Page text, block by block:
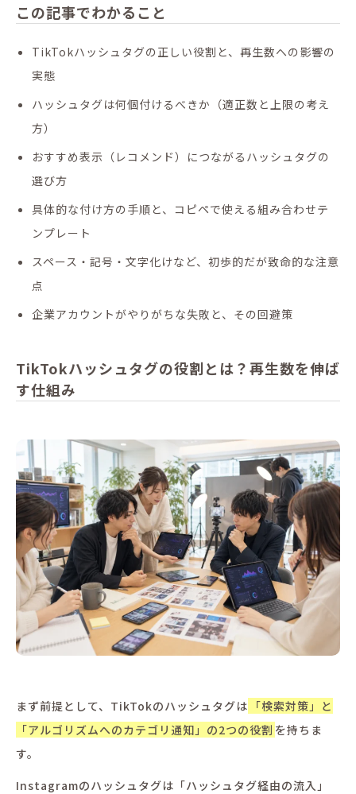
この記事でわかること
TikTokハッシュタグの正しい役割と、再生数への影響の
実態
ハッシュタグは何個付けるべきか（適正数と上限の考え
方）
おすすめ表示（レコメンド）につながるハッシュタグの
選び方
具体的な付け方の手順と、コピペで使える組み合わせテ
ンプレート
スペース・記号・文字化けなど、初歩的だが致命的な注意
点
企業アカウントがやりがちな失敗と、その回避策
TikTokハッシュタグの役割とは？再生数を伸ば
す仕組み
まず前提として、TikTokのハッシュタグは 「検索対策」と
「アルゴリズムへのカテゴリ通知」の2つの役割 を持ちま
す。
Instagramのハッシュタグは「ハッシュタグ経由の流入」